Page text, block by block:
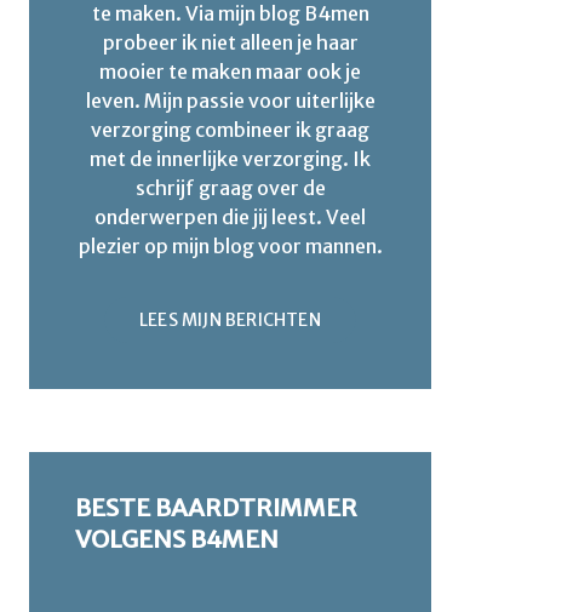
te maken. Via mijn blog B4men
probeer ik niet alleen je haar
mooier te maken maar ook je
leven. Mijn passie voor uiterlijke
verzorging combineer ik graag
met de innerlijke verzorging. Ik
schrijf graag over de
onderwerpen die jij leest. Veel
plezier op mijn blog voor mannen.
LEES MIJN BERICHTEN
BESTE BAARDTRIMMER
VOLGENS B4MEN